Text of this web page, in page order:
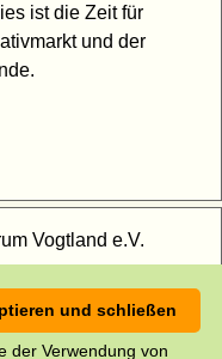
ist die Zeit für
und der
und schließen
der Verwendung von
Vogtland e.V.